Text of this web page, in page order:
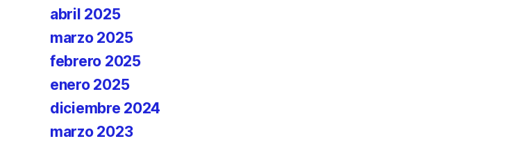
abril 2025
marzo 2025
febrero 2025
enero 2025
diciembre 2024
marzo 2023